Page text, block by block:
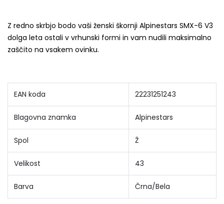
Z redno skrbjo bodo vaši ženski škornji Alpinestars SMX-6 V3
dolga leta ostali v vrhunski formi in vam nudili maksimalno
zaščito na vsakem ovinku.
EAN koda 22231251243
Blagovna znamka Alpinestars
Spol Ž
Velikost 43
Barva Črna/Bela